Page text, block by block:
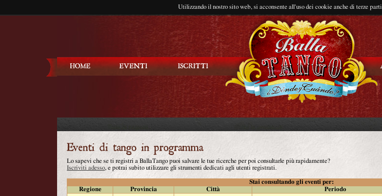
Utilizzando il nostro sito web, si acconsente all'uso dei cookie anche di terze parti
Lo sapevi che se ti registri a BallaTango puoi salvare le tue ricerche per poi consultarle più rapidamente?
Iscriviti adesso, e potrai subito utilizzare gli strumenti dedicati agli utenti registrati.
Stai consultando gli eventi per:
Regione
Provincia Città Periodo